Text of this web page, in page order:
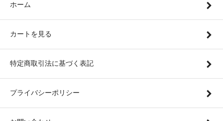
ホーム
カートを見る
特定商取引法に基づく表記
プライバシーポリシー